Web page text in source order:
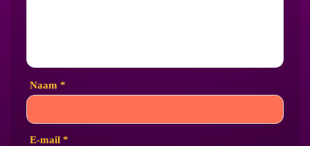
Naam *
E-mail *